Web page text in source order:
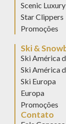
Scenic
Star Clippers
Promoções
Ski &
Ski América
Ski América
Ski Europa
Europa
Promoções
Contato